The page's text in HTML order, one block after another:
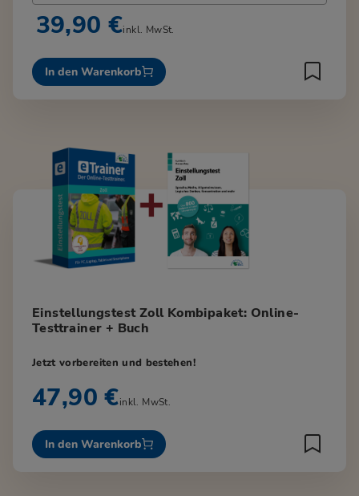
39,90 €inkl. MwSt.
In den Warenkorb
Einstellungstest Zoll Kombipaket: Online-
Testtrainer + Buch
Jetzt vorbereiten und bestehen!
47,90 €inkl. MwSt.
In den Warenkorb